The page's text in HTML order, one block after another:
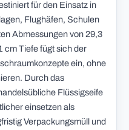
für den Einsatz in
Flughäfen, Schulen
Abmessungen von 29,3
cm Tiefe fügt sich der
ein, ohne
Durch das
Flüssigseife
einsetzen als
Verpackungsmüll und